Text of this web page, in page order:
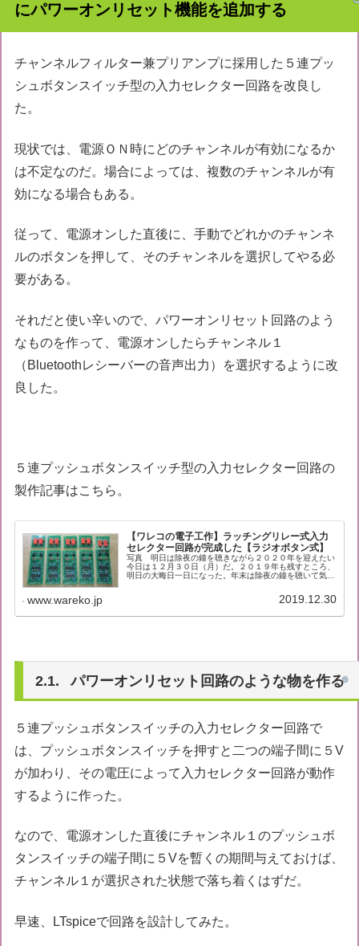
にパワーオンリセット機能を追加する
チャンネルフィルター兼プリアンプに採用した５連プッ
シュボタンスイッチ型の入力セレクター回路を改良し
た。
現状では、電源ＯＮ時にどのチャンネルが有効になるか
は不定なのだ。場合によっては、複数のチャンネルが有
効になる場合もある。
従って、電源オンした直後に、手動でどれかのチャンネ
ルのボタンを押して、そのチャンネルを選択してやる必
要がある。
それだと使い辛いので、パワーオンリセット回路のよう
なものを作って、電源オンしたらチャンネル１
（Bluetoothレシーバーの音声出力）を選択するように改
良した。
５連プッシュボタンスイッチ型の入力セレクター回路の
製作記事はこちら。
【ワレコの電子工作】ラッチングリレー式入力
セレクター回路が完成した【ラジオボタン式】
写真 明日は除夜の鐘を聴きながら２０２０年を迎えたい
今日は１２月３０日（月）だ。２０１９年も残すところ、
明日の大晦日一日になった。年末は除夜の鐘を聴いて気分
www.wareko.jp 2019.12.30
パワーオンリセット回路のような物を作る
５連プッシュボタンスイッチの入力セレクター回路で
は、プッシュボタンスイッチを押すと二つの端子間に５V
が加わり、その電圧によって入力セレクター回路が動作
するように作った。
なので、電源オンした直後にチャンネル１のプッシュボ
タンスイッチの端子間に５Vを暫くの期間与えておけば、
チャンネル１が選択された状態で落ち着くはずだ。
早速、LTspiceで回路を設計してみた。